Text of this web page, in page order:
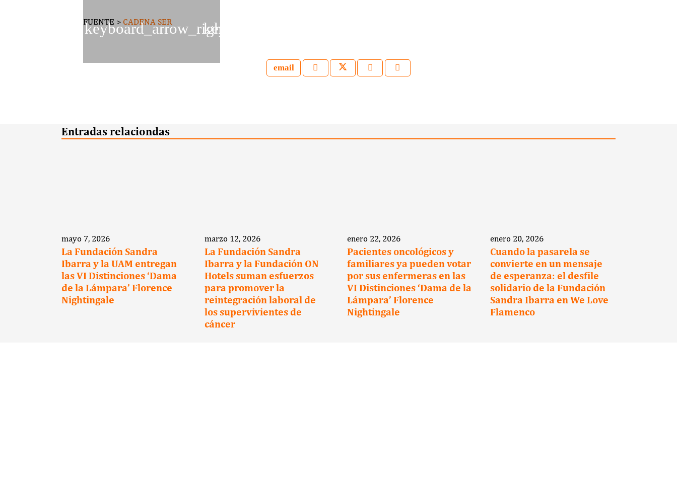
FUENTE > CADENA SER
Entradas relaciondas
mayo 7, 2026
La Fundación Sandra
Ibarra y la UAM entregan
las VI Distinciones ‘Dama
de la Lámpara’ Florence
Nightingale
marzo 12, 2026
La Fundación Sandra
Ibarra y la Fundación ON
Hotels suman esfuerzos
para promover la
reintegración laboral de
los supervivientes de
cáncer
enero 22, 2026
Pacientes oncológicos y
familiares ya pueden votar
por sus enfermeras en las
VI Distinciones ‘Dama de la
Lámpara’ Florence
Nightingale
enero 20, 2026
Cuando la pasarela se
convierte en un mensaje
de esperanza: el desfile
solidario de la Fundación
Sandra Ibarra en We Love
Flamenco